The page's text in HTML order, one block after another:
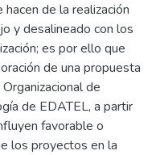
de la realización
y desalineado con los
es por ello que
de una propuesta
de
de EDATEL, a partir
favorable o
los proyectos en la